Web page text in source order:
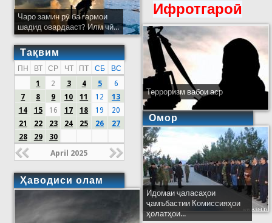
Чаро замин рӯ ба гармои
шадид овардааст? Илм чӣ...
Тақвим
ПН ВТ СР ЧТ ПТ СБ
ВС
1
2 3 4 5
6
7
8 9 10 11 12
13
14
15 16 17 18 19
20
21
22 23 24 25 26
27
28
29 30
April 2025
Ҳаводиси олам
Ифротгароӣ
Терроризм вабои аср
Омор
Идомаи ҷаласаҳои
ҷамъбастии Комиссияҳои
ҳолатҳои...